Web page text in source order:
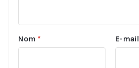
Nom * E-mail